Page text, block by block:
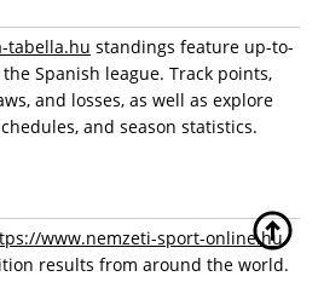
tabella.hu standings feature up-to-
Spanish league. Track points,
and losses, as well as explore
and season statistics.
www.nemzeti-sport-online.hu
results from around the world.